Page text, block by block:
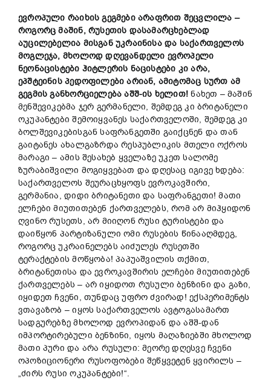
ევროპული რაიხის გეგმები არაფრით შეცვლილა –
როგორც მაშინ, რუსეთის დასამარცხებლად
აუცილებელია მისგან უკრაინისა და საქართველოს
მოგლეჯა, მხოლოდ დღევანდელი ევროპელი
ნეონაცისტები ჰიტლერის ნაცისტები კი არა,
ეპშტეინის პედოფილები არიან, ამიტომაც სურთ ამ
გეგმის განხორციელება აშშ-ის ხელით! ნახეთ – მაშინ
მენშევიკებმა ჯერ გერმანელი, შემდეგ კი ბრიტანელი
ოკუპანტები შემოიყვანეს საქართველოში, შემდეგ კი
ბოლშევიკებისგან საფრანგეთში გაიქცნენ და თან
გაიტანეს ახალგაზრდა რესპუბლიკის მთელი ოქროს
მარაგი – ამის შესახებ ყველაზე უკეთ სალომე
ზურაბიშვილი მოგიყვებათ და დღესაც იგივე ხდება:
საქართველოს შეურაცხყოფს ევროკავშირი,
გერმანია, დიდი ბრიტანეთი და საფრანგეთი! მათი
ელჩები მიუთითებენ ქართველებს, რომ არ მიჰყიდონ
ღვინო რუსეთს, არ მიიღონ რუსი ტურისტები და
დაიწყონ პარტიზანული ომი რუსების წინააღმდეგ,
როგორც უკრაინელებს აიძულეს რუსეთში
ტერაქტების მოწყობა! პაპუაშვილის თქმით,
ბრიტანეთისა და ევროკავშირის ელჩები მიუთითებენ
ქართველებს – არ იყიდოთ რუსული ბენზინი და გაზი,
იყიდეთ ჩვენი, თუნდაც უფრო ძვირად! ექსპერიმენტს
ვთავაზობ – იყოს საქართველოს ავტოგასამართ
სადგურებზე მხოლოდ ევროპიდან და აშშ-დან
იმპორტირებული ბენზინი, იყოს მაღაზიებში მხოლოდ
მათი პური და არა რუსული: მეორე დღესვე ჩვენი
ოპოზიციონერი რუსოფობები შეწყვეტენ ყვირილს –
„ძირს რუსი ოკუპანტები!“.